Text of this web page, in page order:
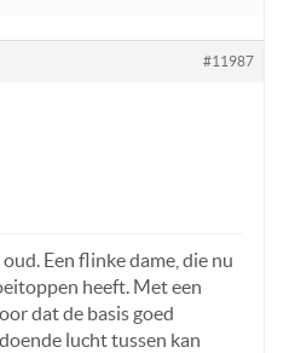
#11987
Een flinke dame, die nu
heeft. Met een
dat de basis goed
lucht tussen kan